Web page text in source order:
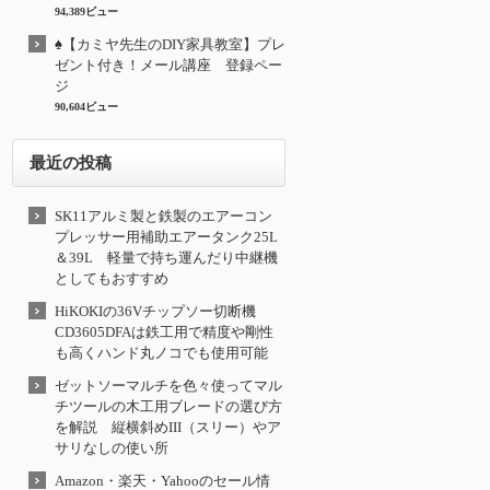
94,389ビュー
♠【カミヤ先生のDIY家具教室】プレ
ゼント付き！メール講座 登録ペー
ジ
90,604ビュー
最近の投稿
SK11アルミ製と鉄製のエアーコン
プレッサー用補助エアータンク25L
＆39L 軽量で持ち運んだり中継機
としてもおすすめ
HiKOKIの36Vチップソー切断機
CD3605DFAは鉄工用で精度や剛性
も高くハンド丸ノコでも使用可能
ゼットソーマルチを色々使ってマル
チツールの木工用ブレードの選び方
を解説 縦横斜めIII（スリー）やア
サリなしの使い所
Amazon・楽天・Yahooのセール情